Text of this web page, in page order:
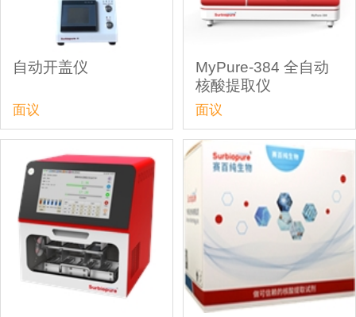
自动开盖仪
面议
MyPure-384 全自动
核酸提取仪
面议